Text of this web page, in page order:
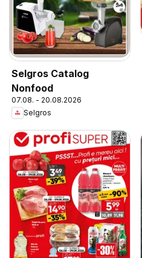
Selgros Catalog
Nonfood
07.08. - 20.08.2026
Selgros